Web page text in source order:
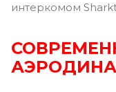
интеркомом